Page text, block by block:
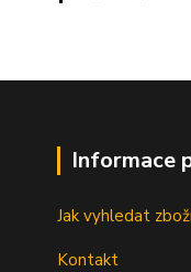
Informace
Jak vyhledat
Kontakt